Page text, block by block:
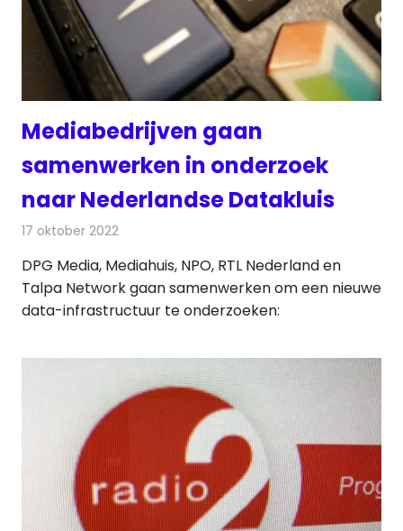
Mediabedrijven gaan
samenwerken in onderzoek
naar Nederlandse Datakluis
17 oktober 2022
DPG Media, Mediahuis, NPO, RTL Nederland en
Talpa Network gaan samenwerken om een nieuwe
data-infrastructuur te onderzoeken: